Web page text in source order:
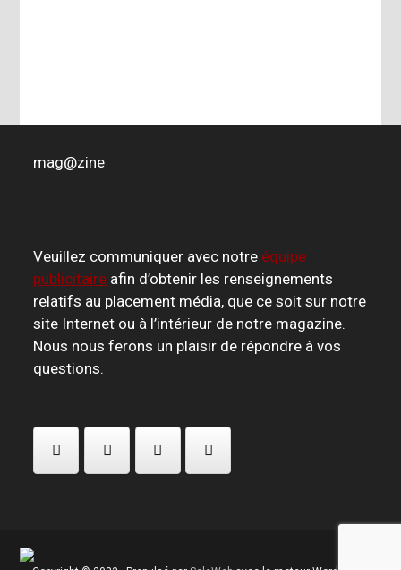
mag@zine
Veuillez communiquer avec notre équipe
publicitaire afin d’obtenir les renseignements
relatifs au placement média, que ce soit sur notre
site Internet ou à l’intérieur de notre magazine.
Nous nous ferons un plaisir de répondre à vos
questions.